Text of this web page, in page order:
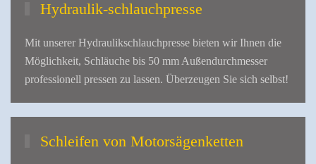
Hydraulik-schlauchpresse
Mit unserer Hydraulikschlauchpresse bieten wir Ihnen die
Möglichkeit, Schläuche bis 50 mm Außendurchmesser
professionell pressen zu lassen. Überzeugen Sie sich selbst!
Schleifen von Motorsägenketten